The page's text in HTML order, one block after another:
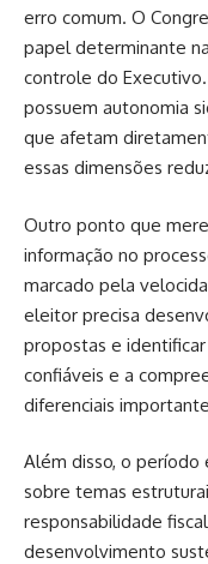
erro comum. O
papel determinante
controle do
possuem autonomia
que afetam
essas dimensões
Outro ponto que
informação no
marcado pela
eleitor precisa
propostas e
confiáveis e a
diferenciais
Além disso, o
sobre temas
responsabilidade
desenvolvimento